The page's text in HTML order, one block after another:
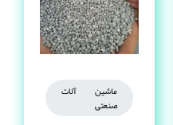
ماشین آلات
صنعتی